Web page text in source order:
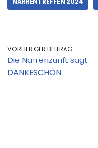
NARRENTREFFEN 2024
VORHERIGER BEITRAG
Die Narrenzunft sagt
DANKESCHÖN